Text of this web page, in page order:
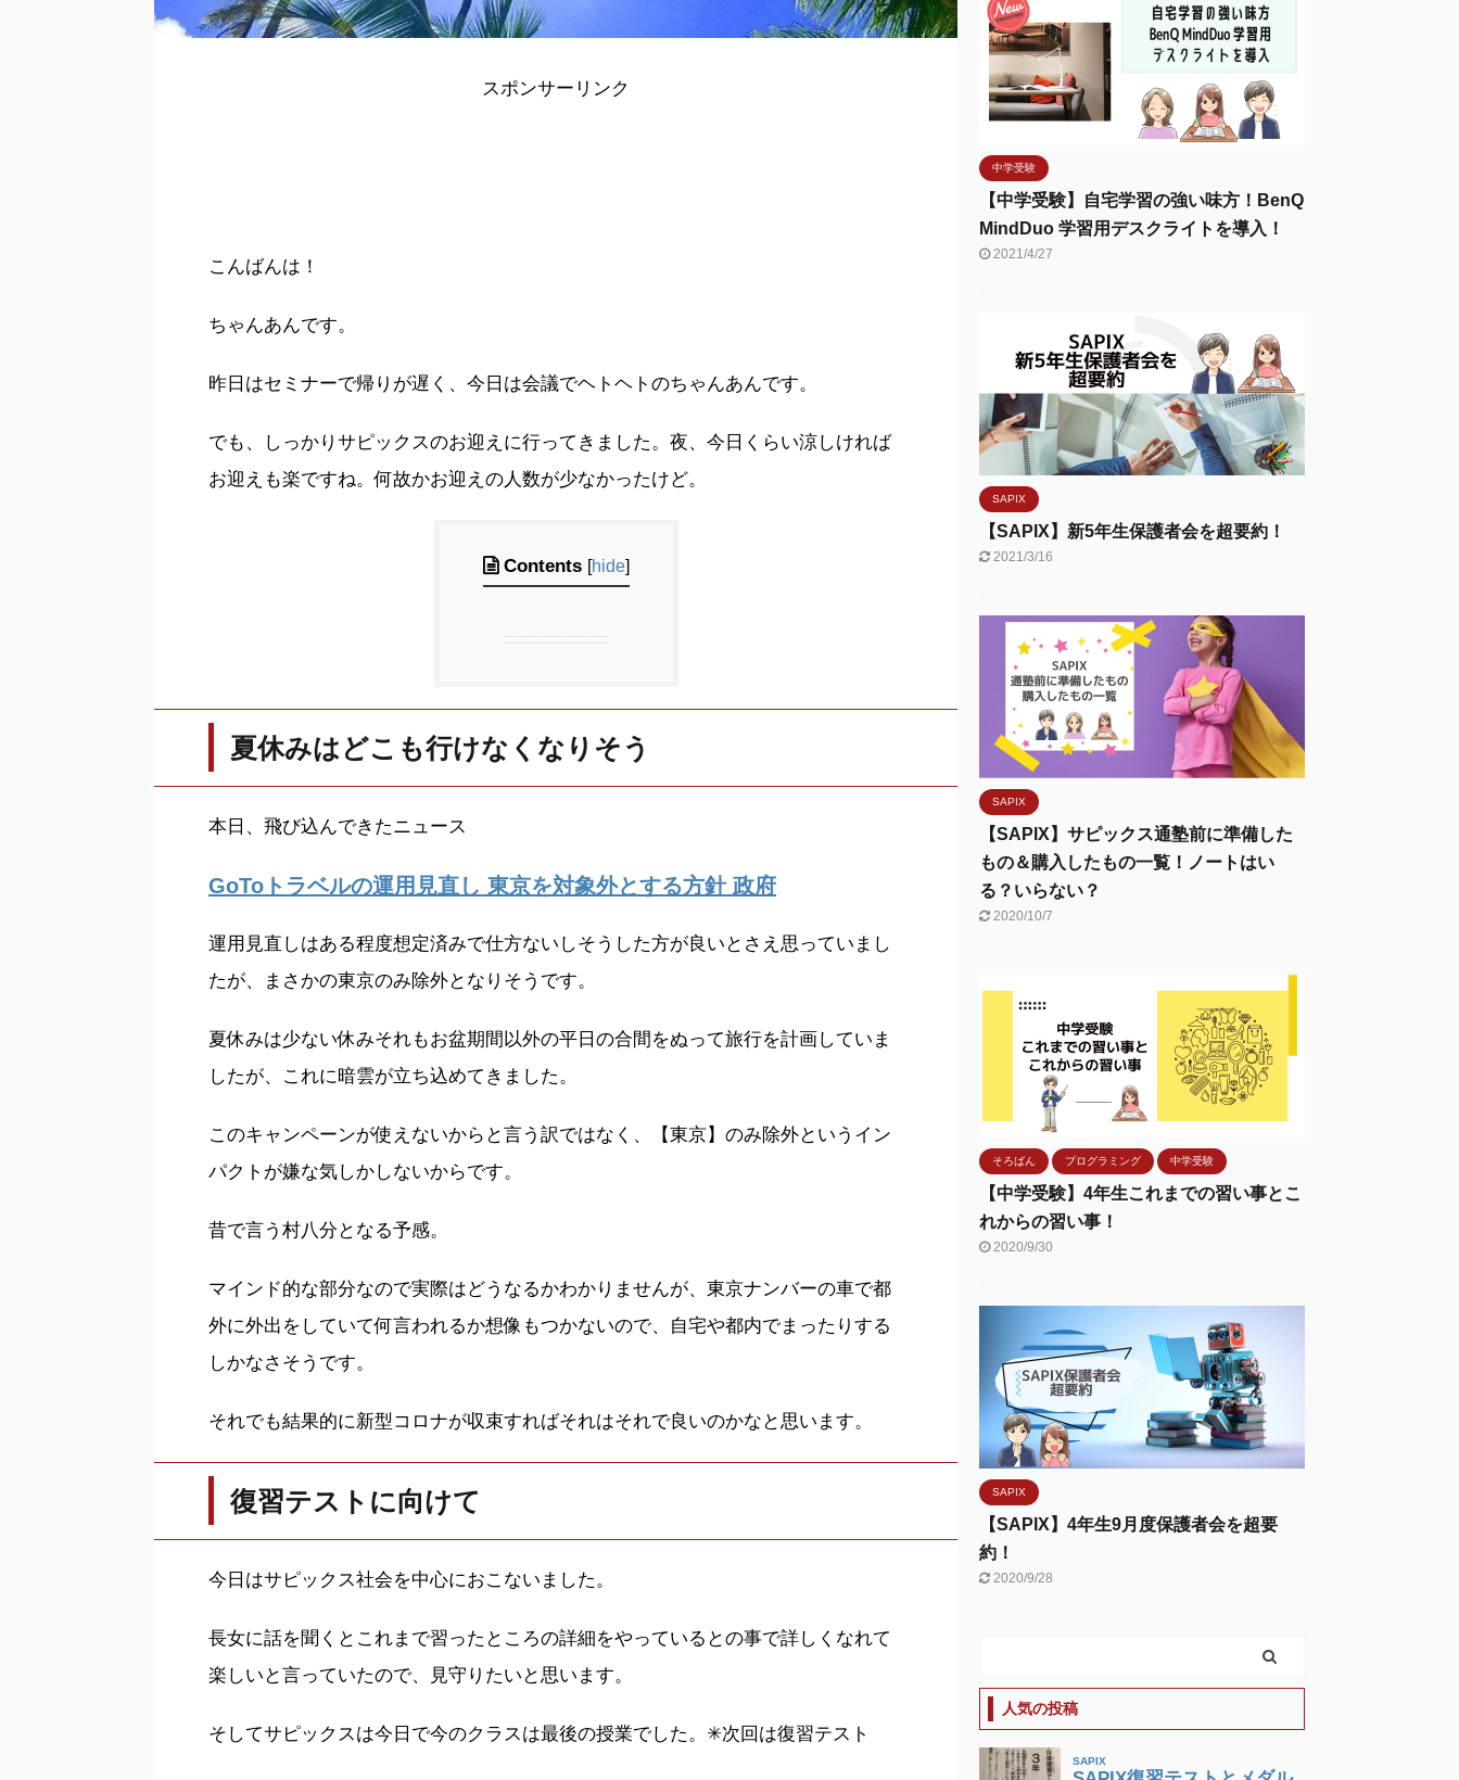
スポンサーリンク
こんばんは！
ちゃんあんです。
昨日はセミナーで帰りが遅く、今日は会議でヘトヘトのちゃんあんです。
でも、しっかりサピックスのお迎えに行ってきました。夜、今日くらい涼しければ
お迎えも楽ですね。何故かお迎えの人数が少なかったけど。
Contents [hide]
夏休みはどこも行けなくなりそう
本日、飛び込んできたニュース
GoToトラベルの運用見直し 東京を対象外とする方針 政府
運用見直しはある程度想定済みで仕方ないしそうした方が良いとさえ思っていまし
たが、まさかの東京のみ除外となりそうです。
夏休みは少ない休みそれもお盆期間以外の平日の合間をぬって旅行を計画していま
したが、これに暗雲が立ち込めてきました。
このキャンペーンが使えないからと言う訳ではなく、【東京】のみ除外というイン
パクトが嫌な気しかしないからです。
昔で言う村八分となる予感。
マインド的な部分なので実際はどうなるかわかりませんが、東京ナンバーの車で都
外に外出をしていて何言われるか想像もつかないので、自宅や都内でまったりする
しかなさそうです。
それでも結果的に新型コロナが収束すればそれはそれで良いのかなと思います。
復習テストに向けて
今日はサピックス社会を中心におこないました。
長女に話を聞くとこれまで習ったところの詳細をやっているとの事で詳しくなれて
楽しいと言っていたので、見守りたいと思います。
そしてサピックスは今日で今のクラスは最後の授業でした。✳︎次回は復習テスト
中学受験
【中学受験】自宅学習の強い味方！BenQ
MindDuo 学習用デスクライトを導入！
2021/4/27
SAPIX
【SAPIX】新5年生保護者会を超要約！
2021/3/16
SAPIX
【SAPIX】サピックス通塾前に準備した
もの＆購入したもの一覧！ノートはい
る？いらない？
2020/10/7
そろばん プログラミング 中学受験
【中学受験】4年生これまでの習い事とこ
れからの習い事！
2020/9/30
SAPIX
【SAPIX】4年生9月度保護者会を超要
約！
2020/9/28
人気の投稿